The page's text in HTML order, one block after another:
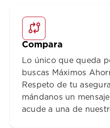
Compara
Lo único que queda
buscas Máximos
Respeto de tu
mándanos un
acude a una de